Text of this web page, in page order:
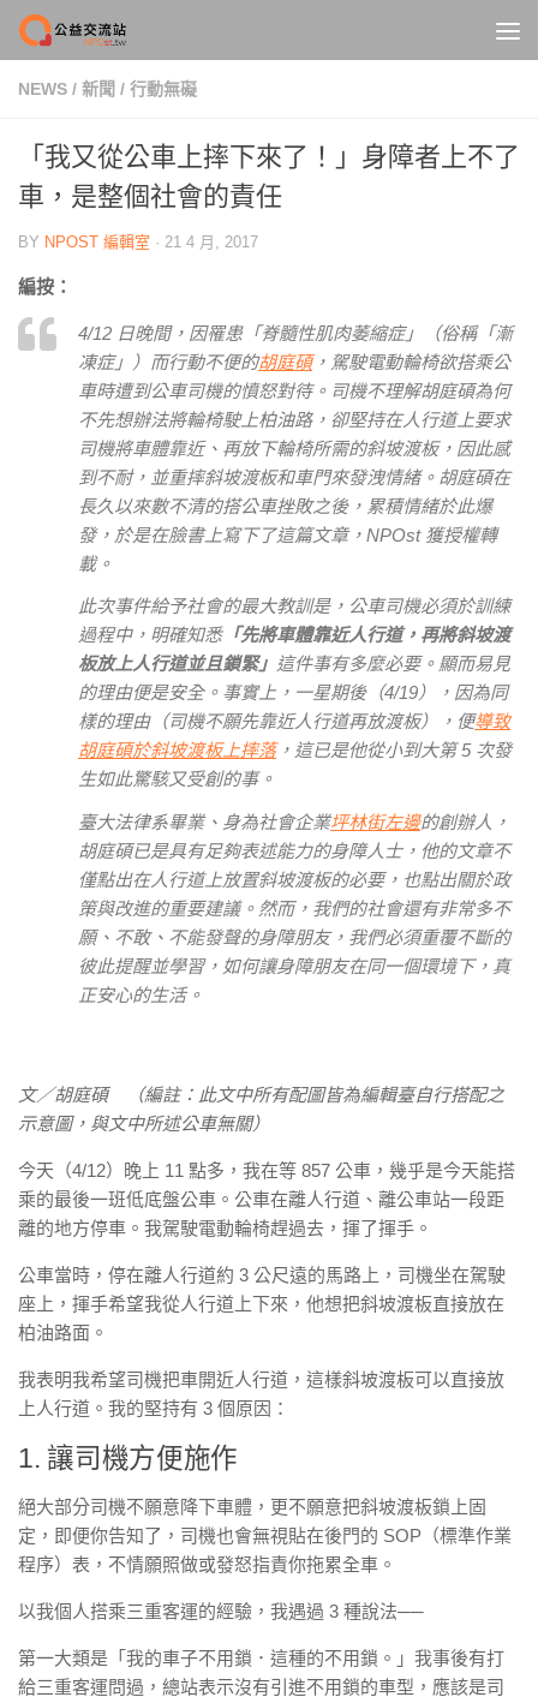
Skip to content
NEWS / 新聞 / 行動無礙
「我又從公車上摔下來了！」身障者上不了
車，是整個社會的責任
BY NPOST 編輯室 · 21 4 月, 2017
編按：
4/12 日晚間，因罹患「脊髓性肌肉萎縮症」（俗稱「漸
凍症」）而行動不便的胡庭碩，駕駛電動輪椅欲搭乘公
車時遭到公車司機的憤怒對待。司機不理解胡庭碩為何
不先想辦法將輪椅駛上柏油路，卻堅持在人行道上要求
司機將車體靠近、再放下輪椅所需的斜坡渡板，因此感
到不耐，並重摔斜坡渡板和車門來發洩情緒。胡庭碩在
長久以來數不清的搭公車挫敗之後，累積情緒於此爆
發，於是在臉書上寫下了這篇文章，NPOst 獲授權轉
載。
此次事件給予社會的最大教訓是，公車司機必須於訓練
過程中，明確知悉「先將車體靠近人行道，再將斜坡渡
板放上人行道並且鎖緊」 這件事有多麼必要。顯而易見
的理由便是安全。事實上，一星期後（4/19），因為同
樣的理由（司機不願先靠近人行道再放渡板），便導致
胡庭碩於斜坡渡板上摔落，這已是他從小到大第 5 次發
生如此驚駭又受創的事。
臺大法律系畢業、身為社會企業坪林街左邊的創辦人，
胡庭碩已是具有足夠表述能力的身障人士，他的文章不
僅點出在人行道上放置斜坡渡板的必要，也點出關於政
策與改進的重要建議。然而，我們的社會還有非常多不
願、不敢、不能發聲的身障朋友，我們必須重覆不斷的
彼此提醒並學習，如何讓身障朋友在同一個環境下，真
正安心的生活。
文／胡庭碩 （編註：此文中所有配圖皆為編輯臺自行搭配之
示意圖，與文中所述公車無關）
今天（4/12）晚上 11 點多，我在等 857 公車，幾乎是今天能搭
乘的最後一班低底盤公車。公車在離人行道、離公車站一段距
離的地方停車。我駕駛電動輪椅趕過去，揮了揮手。
公車當時，停在離人行道約 3 公尺遠的馬路上，司機坐在駕駛
座上，揮手希望我從人行道上下來，他想把斜坡渡板直接放在
柏油路面。
我表明我希望司機把車開近人行道，這樣斜坡渡板可以直接放
上人行道。我的堅持有 3 個原因：
1. 讓司機方便施作
絕大部分司機不願意降下車體，更不願意把斜坡渡板鎖上固
定，即便你告知了，司機也會無視貼在後門的 SOP（標準作業
程序）表，不情願照做或發怒指責你拖累全車。
以我個人搭乘三重客運的經驗，我遇過 3 種說法──
第一大類是「我的車子不用鎖．這種的不用鎖。」我事後有打
給三重客運問過，總站表示沒有引進不用鎖的車型，應該是司